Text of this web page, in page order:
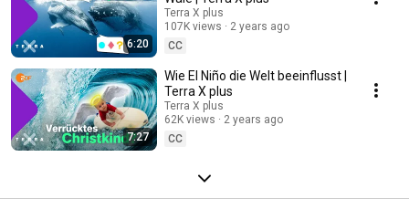
6:20
Terra X plus
107K views
2 years ago
CC
7:27
Wie El Niño die Welt beeinflusst |
Terra X plus
Terra X plus
62K views
2 years ago
CC